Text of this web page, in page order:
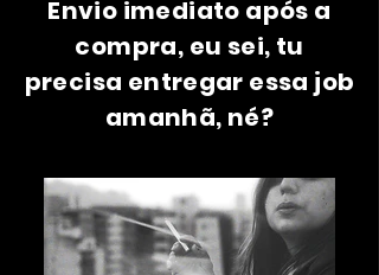
Envio imediato após a
compra, eu sei, tu
precisa entregar essa job
amanhã, né?